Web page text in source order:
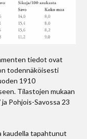
tiedot ovat
todennäköisesti
1910
Tilastojen mukaan
Pohjois-Savossa 23
kaudella tapahtunut